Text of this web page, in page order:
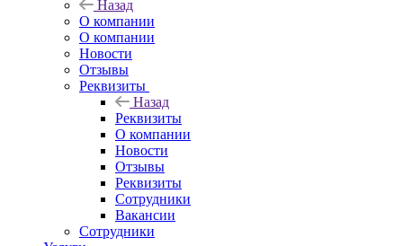
Назад
О компании
О компании
Новости
Отзывы
Реквизиты
Назад
Реквизиты
О компании
Новости
Отзывы
Реквизиты
Сотрудники
Вакансии
Сотрудники